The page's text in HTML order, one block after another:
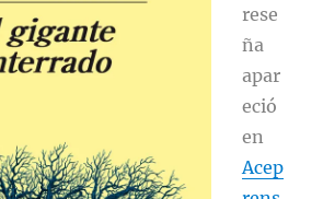
rese
ña
apar
eció
en
Acep